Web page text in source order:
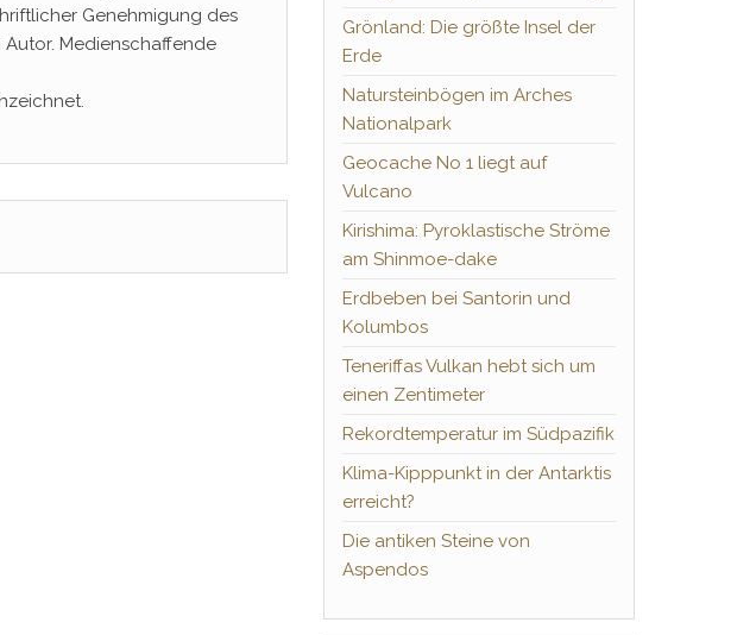
Genehmigung des
Medienschaffende
Grönland: Die größte Insel der
Erde
Natursteinbögen im Arches
Nationalpark
Geocache No 1 liegt auf
Vulcano
Kirishima: Pyroklastische Ströme
am Shinmoe-dake
Erdbeben bei Santorin und
Kolumbos
Teneriffas Vulkan hebt sich um
einen Zentimeter
Rekordtemperatur im Südpazifik
Klima-Kipppunkt in der Antarktis
erreicht?
Die antiken Steine von
Aspendos